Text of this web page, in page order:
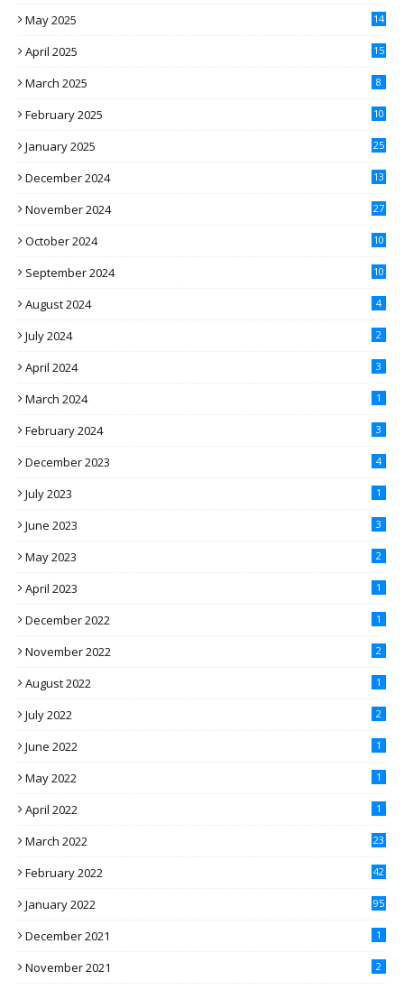
May 2025 14
April 2025 15
March 2025 8
February 2025 10
January 2025 25
December 2024 13
November 2024 27
October 2024 10
September 2024 10
August 2024 4
July 2024 2
April 2024 3
March 2024 1
February 2024 3
December 2023 4
July 2023 1
June 2023 3
May 2023 2
April 2023 1
December 2022 1
November 2022 2
August 2022 1
July 2022 2
June 2022 1
May 2022 1
April 2022 1
March 2022 23
February 2022 42
January 2022 95
December 2021 1
November 2021 2